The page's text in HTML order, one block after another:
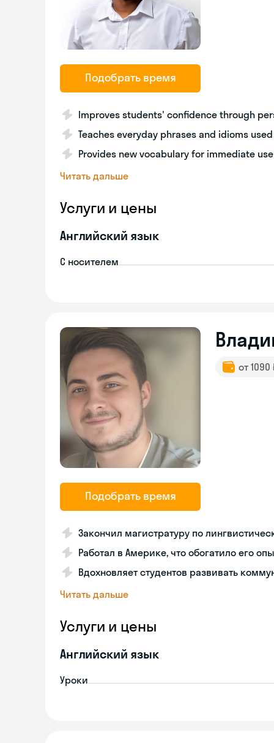
Подобрать время
Improves students' confidence through
Teaches everyday phrases and idioms
Provides new vocabulary for immediate
Читать дальше
Услуги и цены
Английский язык
С носителем
Подобрать время
от
Закончил магистратуру по
Работал в Америке, что обогатило его
Вдохновляет студентов развивать
Читать дальше
Услуги и цены
Английский язык
Уроки